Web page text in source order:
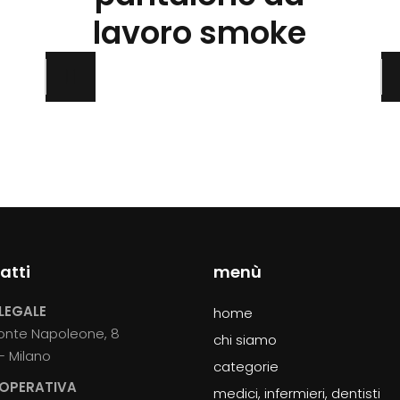
più
varianti.
del
lavoro smoke
Napoleone, 8
Milano
menù
home
chi siamo
categorie
medici, infermieri, dentisti